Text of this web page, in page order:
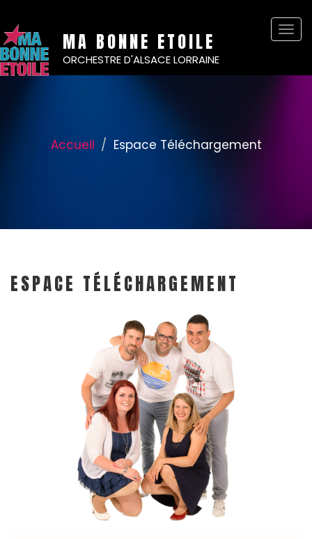
MA BONNE ETOILE
ORCHESTRE D'ALSACE LORRAINE
Accueil Espace Téléchargement
ESPACE TÉLÉCHARGEMENT